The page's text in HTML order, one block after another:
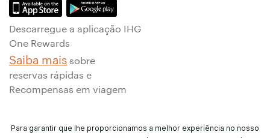
Descarregue a aplicação IHG
One Rewards
Saiba mais sobre
reservas rápidas e
Recompensas em viagem
Para garantir que lhe proporcionamos a melhor experiência no nosso